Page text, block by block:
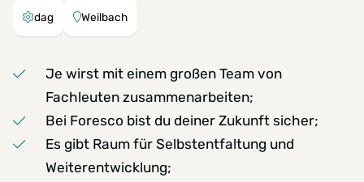
dag Weilbach
Je wirst mit einem großen Team von
Fachleuten zusammenarbeiten;
Bei Foresco bist du deiner Zukunft sicher;
Es gibt Raum für Selbstentfaltung und
Weiterentwicklung;